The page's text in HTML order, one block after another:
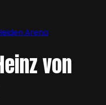
Arena
von